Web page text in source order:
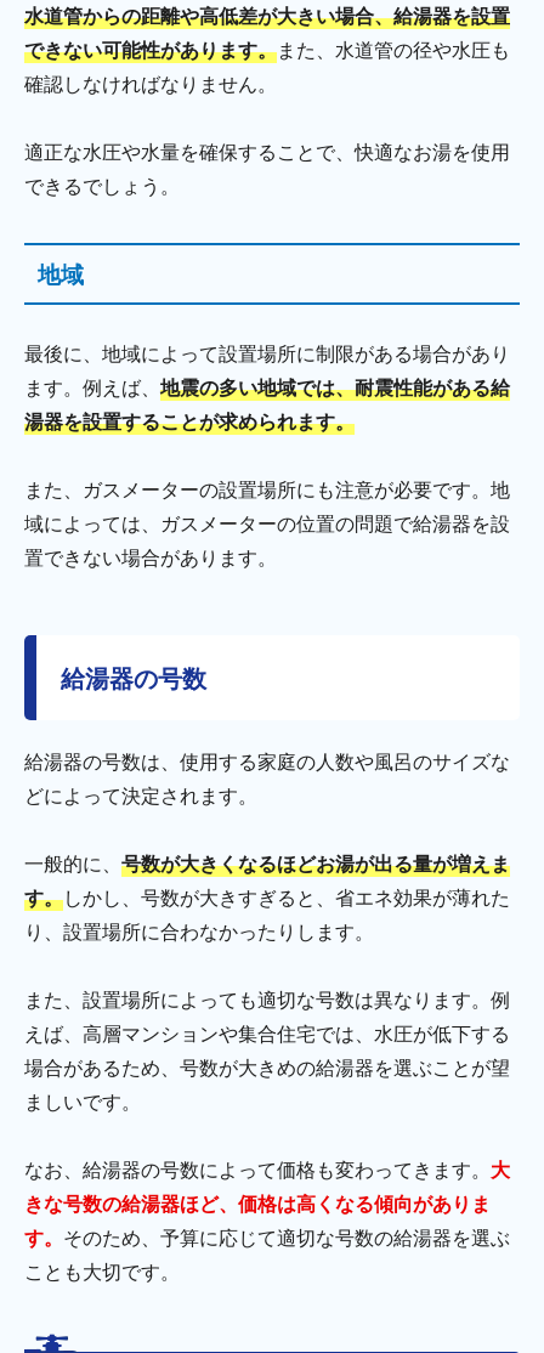
水道管からの距離や高低差が大きい場合、給湯器を設置
できない可能性があります。また、水道管の径や水圧も
確認しなければなりません。
適正な水圧や水量を確保することで、快適なお湯を使用
できるでしょう。
地域
最後に、地域によって設置場所に制限がある場合があり
ます。例えば、 地震の多い地域では、耐震性能がある給
湯器を設置することが求められます。
また、ガスメーターの設置場所にも注意が必要です。地
域によっては、ガスメーターの位置の問題で給湯器を設
置できない場合があります。
給湯器の号数
給湯器の号数は、使用する家庭の人数や風呂のサイズな
どによって決定されます。
一般的に、 号数が大きくなるほどお湯が出る量が増えま
す。しかし、号数が大きすぎると、省エネ効果が薄れた
り、設置場所に合わなかったりします。
また、設置場所によっても適切な号数は異なります。例
えば、高層マンションや集合住宅では、水圧が低下する
場合があるため、号数が大きめの給湯器を選ぶことが望
ましいです。
なお、給湯器の号数によって価格も変わってきます。 大
きな号数の給湯器ほど、価格は高くなる傾向がありま
す。 そのため、予算に応じて適切な号数の給湯器を選ぶ
ことも大切です。